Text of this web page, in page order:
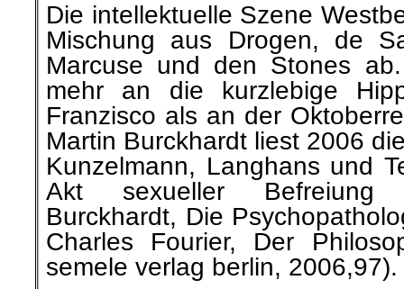
Die intellektuelle Szene
Mischung aus Drogen, de
Marcuse und den Stones
mehr an die kurzlebige
Franzisco als an der
Martin Burckhardt liest 2006
Kunzelmann, Langhans und
Akt sexueller Befreiung
Burckhardt, Die
Charles Fourier, Der
semele verlag berlin, 2006,97).